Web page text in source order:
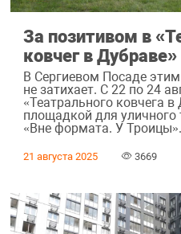
За позитивом в
ковчег в Дубраве»
В Сергиевом Посаде
не затихает. С 22 по 24
«Театрального ковчега в
площадкой для уличного
«Вне формата. У Троицы».
21 августа 2025 3669